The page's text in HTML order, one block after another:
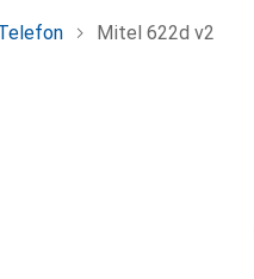
Mitel 622d v2